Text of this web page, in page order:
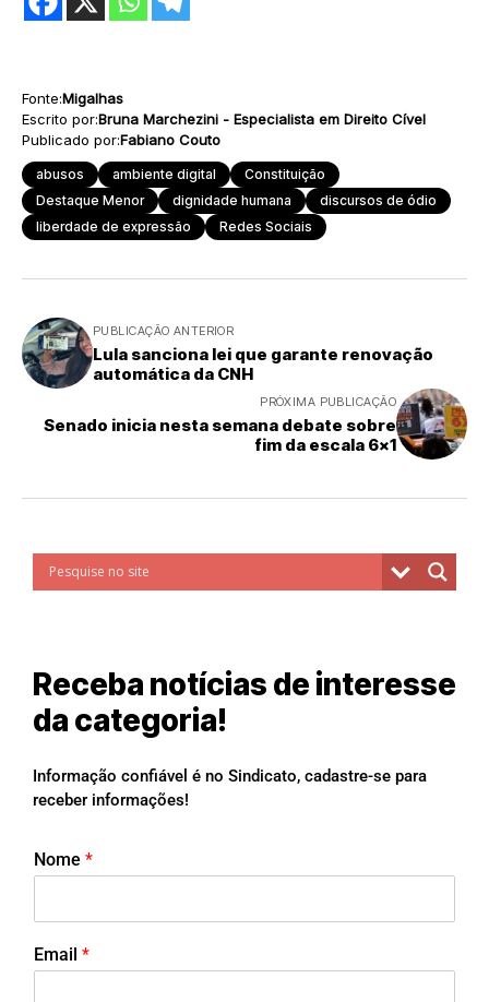
Fonte:Migalhas
Escrito por:Bruna Marchezini - Especialista em Direito Cível
Publicado por:Fabiano Couto
abusos ambiente digital
Constituição
Destaque Menor
dignidade humana
discursos de ódio
liberdade de expressão
Redes Sociais
PUBLICAÇÃO ANTERIOR
Lula sanciona lei que garante renovação
automática da CNH
PRÓXIMA PUBLICAÇÃO
Senado inicia nesta semana debate sobre
fim da escala 6x1
Receba notícias de interesse
da categoria!
Informação confiável é no Sindicato, cadastre-se para
receber informações!
Nome *
Email *